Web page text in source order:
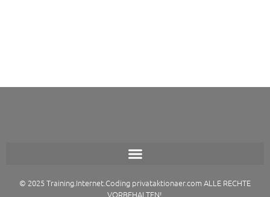
© 2025 Training.Internet.Coding privataktionaer.com ALLE RECHTE
VORBEHALTEN!